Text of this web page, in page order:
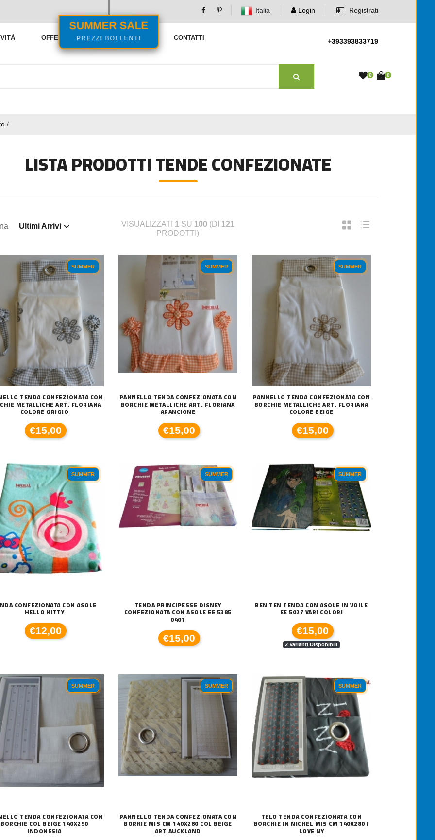
SUMMER SALE
PREZZI BOLLENTI
Italia Login Registrati
OFFERTE VENDITE FLASH CONTATTI +393393833719
0 0
/
LISTA PRODOTTI TENDE CONFEZIONATE
Ultimi Arrivi VISUALIZZATI 1 SU 100 (DI 121
PRODOTTI)
SUMMER
TENDA CONFEZIONATA CON
METALLICHE ART. FLORIANA
COLORE GRIGIO
€15,00
SUMMER
PANNELLO TENDA CONFEZIONATA CON
BORCHIE METALLICHE ART. FLORIANA
ARANCIONE
€15,00
SUMMER
PANNELLO TENDA CONFEZIONATA CON
BORCHIE METALLICHE ART. FLORIANA
COLORE BEIGE
€15,00
SUMMER
CONFEZIONATA CON ASOLE
HELLO KITTY
€12,00
SUMMER
TENDA PRINCIPESSE DISNEY
CONFEZIONATA CON ASOLE EE 5385
0401
€15,00
SUMMER
BEN TEN TENDA CON ASOLE IN VOILE
EE 5027 VARI COLORI
€15,00
2 Varianti Disponibili
SUMMER
TENDA CONFEZIONATA CON
BORCHIE COL BEIGE 140X290
INDONESIA
SUMMER
PANNELLO TENDA CONFEZIONATA CON
BORKIE MIS CM 140X280 COL BEIGE
ART AUCKLAND
SUMMER
TELO TENDA CONFEZIONATA CON
BORCHIE IN NICHEL MIS CM 140X280 I
LOVE NY